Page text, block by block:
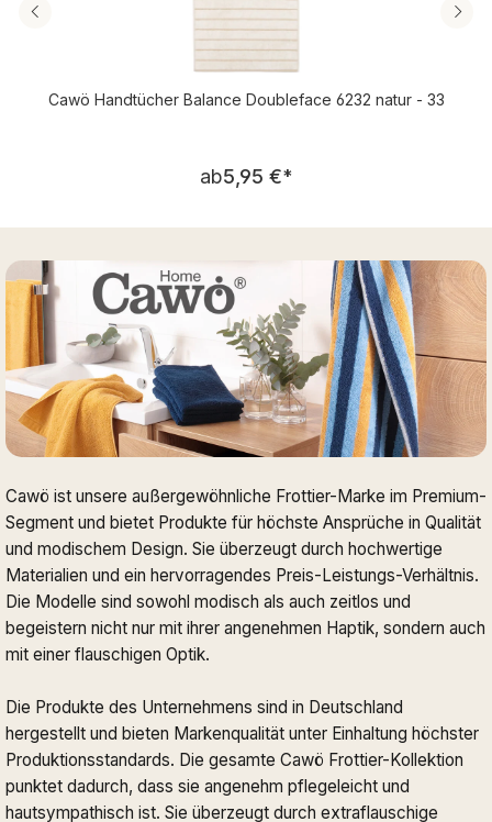
Cawö Handtücher Balance Doubleface 6232 natur - 33
Regulärer Preis:
ab5,95 €*
Cawö ist unsere außergewöhnliche Frottier-Marke im Premium-
Segment und bietet Produkte für höchste Ansprüche in Qualität
und modischem Design. Sie überzeugt durch hochwertige
Materialien und ein hervorragendes Preis-Leistungs-Verhältnis.
Die Modelle sind sowohl modisch als auch zeitlos und
begeistern nicht nur mit ihrer angenehmen Haptik, sondern auch
mit einer flauschigen Optik.
Die Produkte des Unternehmens sind in Deutschland
hergestellt und bieten Markenqualität unter Einhaltung höchster
Produktionsstandards. Die gesamte Cawö Frottier-Kollektion
punktet dadurch, dass sie angenehm pflegeleicht und
hautsympathisch ist. Sie überzeugt durch extraflauschige